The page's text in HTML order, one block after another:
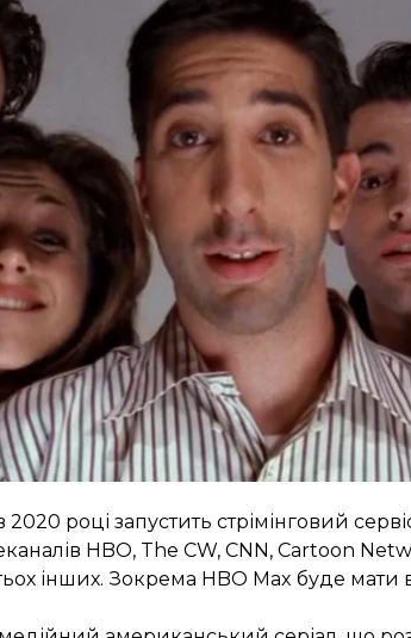
на офіційній сторінці Netflix у Twitter.
серіал належить кінокомпанії
транслювання «Друзів».
компанії обмірковували питання
прихильників серіалу
до підписників сайту, але це
2020 році запустить стрімінговий
HBO, The CW, CNN, Cartoon
інших. Зокрема HBO Max буде мати